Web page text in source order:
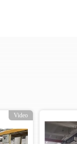
Video